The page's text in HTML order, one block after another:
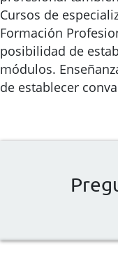
Cursos de
Formación
posibilidad de
módulos.
de establecer